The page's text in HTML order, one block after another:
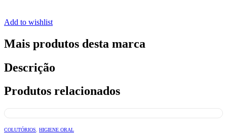
Add to wishlist
Mais produtos desta marca
Descrição
Produtos relacionados
COLUTÓRIOS, HIGIENE ORAL